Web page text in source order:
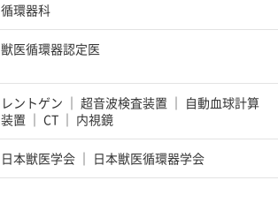
循環器科
獣医循環器認定医
レントゲン 超音波検査装置
自動血球計算
装置
CT 内視鏡
日本獣医学会 日本獣医循環器学会